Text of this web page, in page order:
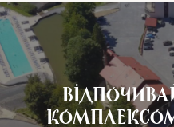
комплексом